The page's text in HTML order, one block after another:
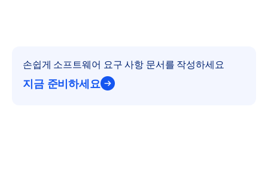
손쉽게 소프트웨어 요구 사항 문서를 작성하세요
지금 준비하세요